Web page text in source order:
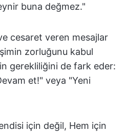
buna değmez."
cesaret veren mesajlar
zorluğunu kabul
gerekliliğini de fark eder:
et!" veya "Yeni
için değil, Hem için